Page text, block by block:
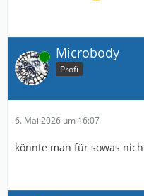
Online Microbody
Profi
6. Mai 2026 um 16:07
könnte man für sowas